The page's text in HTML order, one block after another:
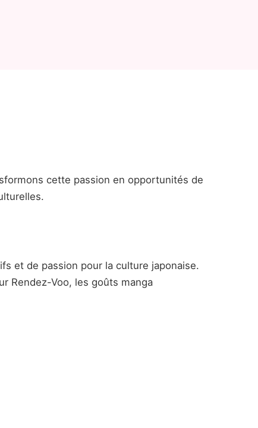
cette passion en opportunités de
et de passion pour la culture japonaise.
Rendez-Voo, les goûts manga